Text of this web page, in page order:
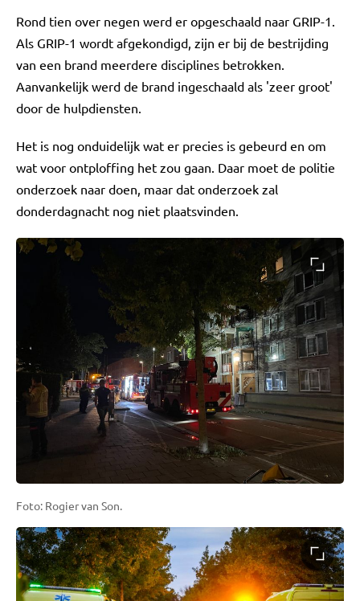
Rond tien over negen werd er opgeschaald naar GRIP-1.
Als GRIP-1 wordt afgekondigd, zijn er bij de bestrijding
van een brand meerdere disciplines betrokken.
Aanvankelijk werd de brand ingeschaald als 'zeer groot'
door de hulpdiensten.
Het is nog onduidelijk wat er precies is gebeurd en om
wat voor ontploffing het zou gaan. Daar moet de politie
onderzoek naar doen, maar dat onderzoek zal
donderdagnacht nog niet plaatsvinden.
Foto: Rogier van Son.